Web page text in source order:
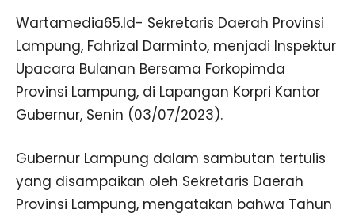
Wartamedia65.Id- Sekretaris Daerah Provinsi
Lampung, Fahrizal Darminto, menjadi Inspektur
Upacara Bulanan Bersama Forkopimda
Provinsi Lampung, di Lapangan Korpri Kantor
Gubernur, Senin (03/07/2023).
Gubernur Lampung dalam sambutan tertulis
yang disampaikan oleh Sekretaris Daerah
Provinsi Lampung, mengatakan bahwa Tahun